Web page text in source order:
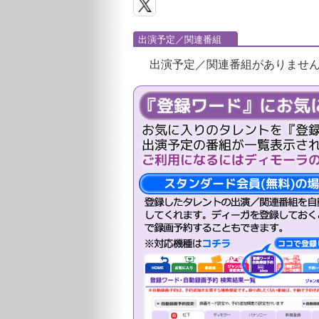
出演予定／関連番組
出演予定／関連番組がありませ